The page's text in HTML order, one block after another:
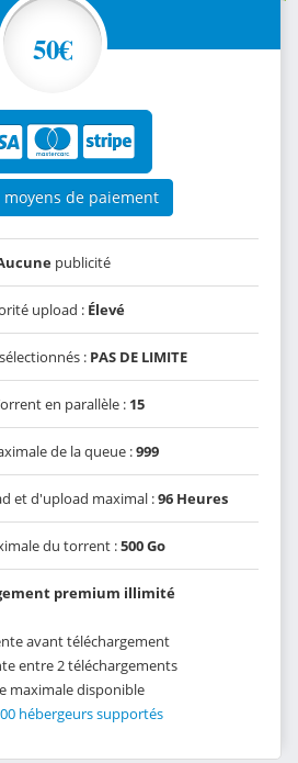
50€
moyens de paiement
publicité
upload : Élevé
: PAS DE LIMITE
en parallèle : 15
de la queue :999
et d'upload maximal :96 Heures
du torrent :500 Go
premium illimité
avant téléchargement
entre 2 téléchargements
maximale disponible
hébergeurs supportés